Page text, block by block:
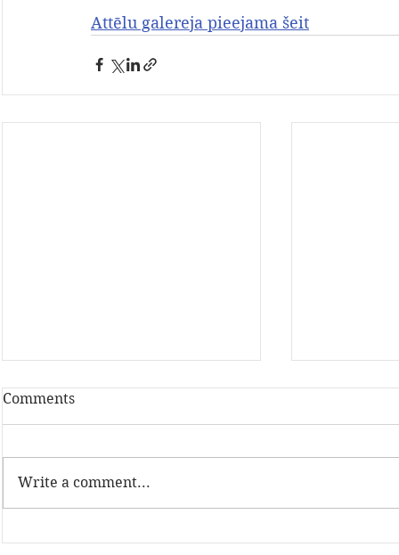
Attēlu galereja pieejama šeit
Comments
Write a comment...